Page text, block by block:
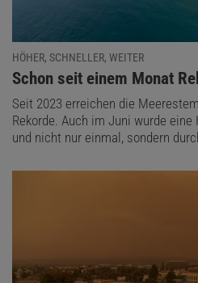
HÖHER, SCHNELLER, WEITER
:
Schon seit einem Monat
Seit 2023 erreichen die
Rekorde. Auch im Juni wurde
und nicht nur einmal, sondern